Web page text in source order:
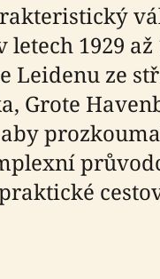
1929 až
Leidenu ze
Grote